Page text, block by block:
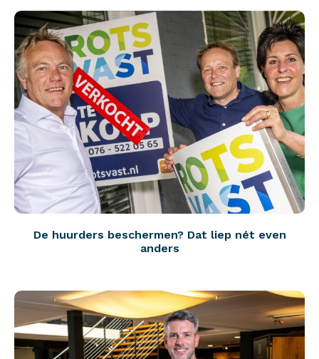
De huurders beschermen? Dat liep nét even
anders